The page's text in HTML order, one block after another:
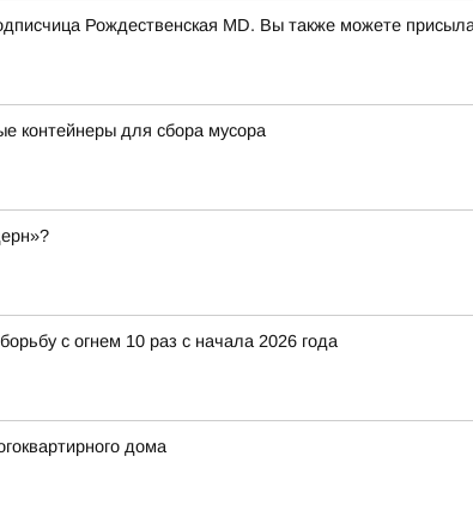
Рождественская MD. Вы также можете
контейнеры для сбора мусора
с огнем 10 раз с начала 2026 года
дома